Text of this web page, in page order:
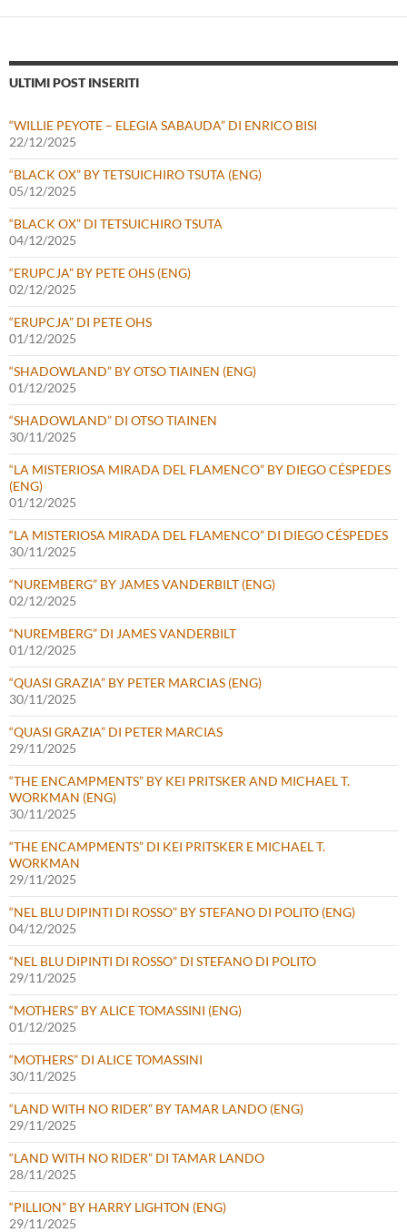
ULTIMI POST INSERITI
“WILLIE PEYOTE – ELEGIA SABAUDA” DI ENRICO BISI
22/12/2025
“BLACK OX” BY TETSUICHIRO TSUTA (ENG)
05/12/2025
“BLACK OX” DI TETSUICHIRO TSUTA
04/12/2025
“ERUPCJA” BY PETE OHS (ENG)
02/12/2025
“ERUPCJA” DI PETE OHS
01/12/2025
“SHADOWLAND” BY OTSO TIAINEN (ENG)
01/12/2025
“SHADOWLAND” DI OTSO TIAINEN
30/11/2025
“LA MISTERIOSA MIRADA DEL FLAMENCO” BY DIEGO CÉSPEDES
(ENG)
01/12/2025
“LA MISTERIOSA MIRADA DEL FLAMENCO” DI DIEGO CÉSPEDES
30/11/2025
“NUREMBERG” BY JAMES VANDERBILT (ENG)
02/12/2025
“NUREMBERG” DI JAMES VANDERBILT
01/12/2025
“QUASI GRAZIA” BY PETER MARCIAS (ENG)
30/11/2025
“QUASI GRAZIA” DI PETER MARCIAS
29/11/2025
“THE ENCAMPMENTS” BY KEI PRITSKER AND MICHAEL T.
WORKMAN (ENG)
30/11/2025
“THE ENCAMPMENTS” DI KEI PRITSKER E MICHAEL T.
WORKMAN
29/11/2025
“NEL BLU DIPINTI DI ROSSO” BY STEFANO DI POLITO (ENG)
04/12/2025
“NEL BLU DIPINTI DI ROSSO” DI STEFANO DI POLITO
29/11/2025
“MOTHERS” BY ALICE TOMASSINI (ENG)
01/12/2025
“MOTHERS” DI ALICE TOMASSINI
30/11/2025
“LAND WITH NO RIDER” BY TAMAR LANDO (ENG)
29/11/2025
“LAND WITH NO RIDER” DI TAMAR LANDO
28/11/2025
“PILLION” BY HARRY LIGHTON (ENG)
29/11/2025